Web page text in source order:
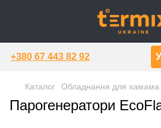
+380 67 443 82 92
Каталог Обладнання для хамама
Парогенератори